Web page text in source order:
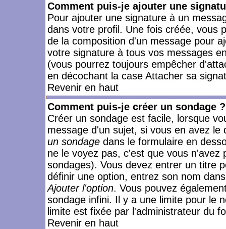
Comment puis-je ajouter une
Pour ajouter une signature à un
dans votre profil. Une fois créée, vous
de la composition d'un message pour
votre signature à tous vos messages
(vous pourrez toujours empêcher
en décochant la case Attacher sa
Revenir en haut
Comment puis-je créer un sondage ?
Créer un sondage est facile, lorsque
message d'un sujet, si vous en avez
un sondage dans le formulaire en
ne le voyez pas, c'est que vous
sondages). Vous devez entrer un titre
définir une option, entrez son nom
Ajouter l'option. Vous pouvez
sondage infini. Il y a une limite pour le
limite est fixée par l'administrateur du
Revenir en haut